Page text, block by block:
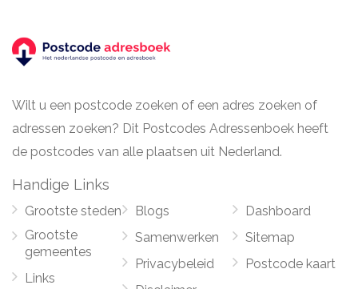
Wilt u een postcode zoeken of een adres zoeken of
adressen zoeken? Dit Postcodes Adressenboek heeft
de postcodes van alle plaatsen uit Nederland.
Handige Links
Grootste steden
Grootste
gemeentes
Links
Blogs
Samenwerken
Privacybeleid
Dashboard
Sitemap
Postcode kaart